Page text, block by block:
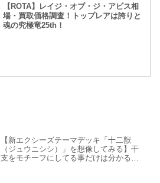
【ROTA】レイジ・オブ・ジ・アビス相
場・買取価格調査！トップレアは誇りと
魂の究極竜25th！
【新エクシーズテーマデッキ「十二獣
（ジュウニシシ）」を想像してみる】干
支をモチーフにしてる事だけは分かる…